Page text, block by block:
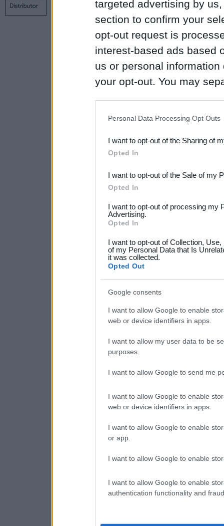
targeted advertising by
section to confirm your
opt-out request is
interest-based ads based
us or personal
your opt-out. You may
Downstream Participants
third parties.
Please note that this
not limited to your visit or
grant or deny consent to
your data for below
consent section.
Personal Data Processing Opt Outs
I want to opt-out of the Sharing of
Opted In
I want to opt-out of the Sale of my
Opted In
I want to opt-out of processing my
Advertising.
Opted In
I want to opt-out of Collection,
of my Personal Data that Is
it was collected.
Opted Out
Google consents
I want to allow Google to enable
web or device identifiers in apps.
I want to allow my user data to be
purposes.
I want to allow Google to send me
I want to allow Google to enable
web or device identifiers in apps.
I want to allow Google to enable
or app.
I want to allow Google to enable
I want to allow Google to enable
authentication functionality and
Privātuma politika Uz sākumu